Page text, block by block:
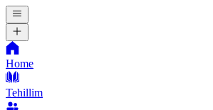
Home
Tehillim